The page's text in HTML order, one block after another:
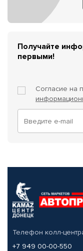
Получайте
первыми!
Согласие на
Телефон колл-
+7 949 00-00-550